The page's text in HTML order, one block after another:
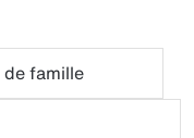
de famille